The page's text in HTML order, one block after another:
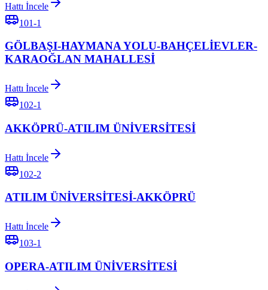
Hattı İncele
101-1
GÖLBAŞI-HAYMANA YOLU-BAHÇELİEVLER-
KARAOĞLAN MAHALLESİ
Hattı İncele
102-1
AKKÖPRÜ-ATILIM ÜNİVERSİTESİ
Hattı İncele
102-2
ATILIM ÜNİVERSİTESİ-AKKÖPRÜ
Hattı İncele
103-1
OPERA-ATILIM ÜNİVERSİTESİ